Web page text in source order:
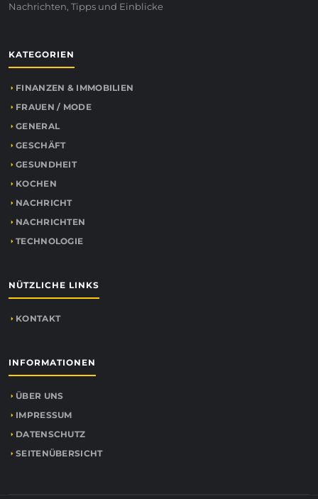
Nachrichten, Tipps und Einblicke
KATEGORIEN
FINANZEN & IMMOBILIEN
FRAUEN / MODE
GENERAL
GESCHÄFT
GESUNDHEIT
KOCHEN
NACHRICHT
NACHRICHTEN
TECHNOLOGIE
NÜTZLICHE LINKS
KONTAKT
INFORMATIONEN
ÜBER UNS
IMPRESSUM
DATENSCHUTZ
SEITENÜBERSICHT